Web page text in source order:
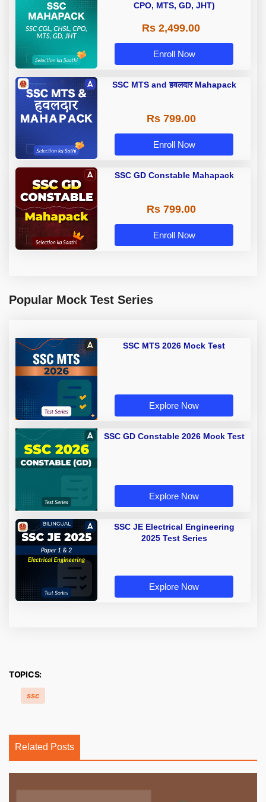
CPO, MTS, GD, JHT)
Rs 2,499.00
Enroll Now
SSC MTS and हवलदार Mahapack
Rs 799.00
Enroll Now
SSC GD Constable Mahapack
Rs 799.00
Enroll Now
Popular Mock Test Series
SSC MTS 2026 Mock Test
Explore Now
SSC GD Constable 2026 Mock Test
Explore Now
SSC JE Electrical Engineering
2025 Test Series
Explore Now
TOPICS:
ssc
Related Posts